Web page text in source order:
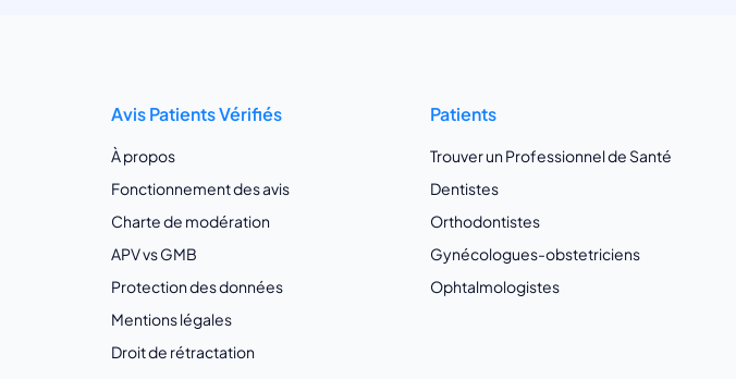
Avis Patients Vérifiés
À propos
Fonctionnement des avis
Charte de modération
APV vs GMB
Protection des données
Mentions légales
Droit de rétractation
Patients
Trouver un Professionnel de Santé
Dentistes
Orthodontistes
Gynécologues-obstetriciens
Ophtalmologistes